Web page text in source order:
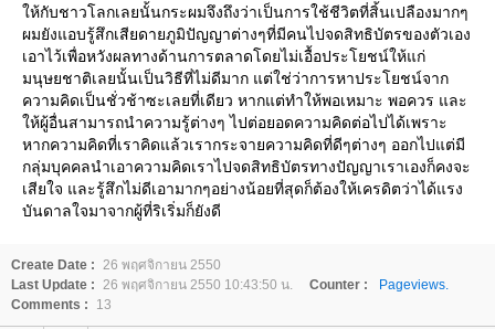
ห้กับชาวโลกเลยนั้นกระผมจึงถึงว่าเป็นการใช้ชีวิตที่สิ้นเปลืองมากๆ
ผมยังแอบรู้สึกเสียดายภูมิปัญญาต่างๆที่มีคนไปจดสิทธิบัตรของตัวเอง
เอาไว้เพื่อหวังผลทางด้านการตลาดโดยไม่เอื้อประโยชน์ให้แก่
มนุษยชาติเลยนั้นเป็นวิธีที่ไม่ดีมาก แต่ใช่ว่าการหาประโยชน์จาก
ความคิดเป็นชั่วช้าซะเลยที่เดียว หากแต่ทำให้พอเหมาะ พอควร และ
ห้ผู้อื่นสามารถนำความรู้ต่างๆ ไปต่อยอดความคิดต่อไปได้เพราะ
หากความคิดที่เราคิดแล้วเรากระจายความคิดที่ดีๆต่างๆ ออกไปแต่มี
กลุ่มบุคคลนำเอาความคิดเราไปจดสิทธิบัตรทางปัญญาเราเองก็คงจะ
เสียใจ และรู้สึกไม่ดีเอามากๆอย่างน้อยที่สุดก็ต้องให้เครดิตว่าได้แรง
บันดาลใจมาจากผู้ที่ริเริ่มก็ยังดี
Create Date : 26 พฤศจิกายน 2550
Last Update : 26 พฤศจิกายน 2550 10:43:50 น. Counter :
Pageviews.
Comments :
13